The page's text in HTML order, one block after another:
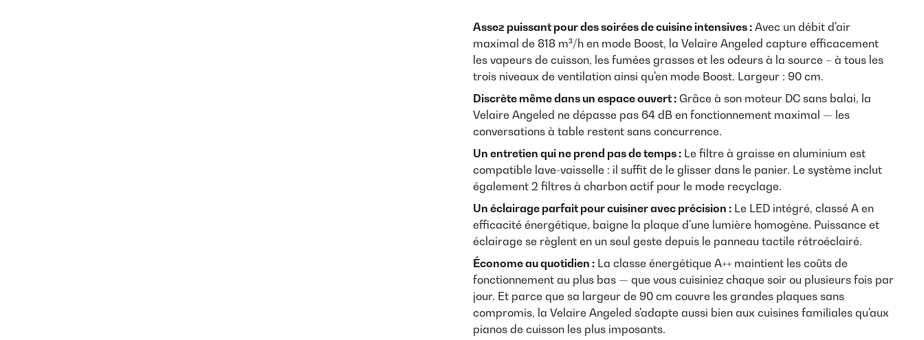
Assez puissant pour des soirées de cuisine intensives : Avec un débit d'air
maximal de 818 m³/h en mode Boost, la Velaire Angeled capture efficacement
les vapeurs de cuisson, les fumées grasses et les odeurs à la source – à tous les
trois niveaux de ventilation ainsi qu'en mode Boost. Largeur : 90 cm.
Discrète même dans un espace ouvert : Grâce à son moteur DC sans balai, la
Velaire Angeled ne dépasse pas 64 dB en fonctionnement maximal — les
conversations à table restent sans concurrence.
Un entretien qui ne prend pas de temps : Le filtre à graisse en aluminium est
compatible lave-vaisselle : il suffit de le glisser dans le panier. Le système inclut
également 2 filtres à charbon actif pour le mode recyclage.
Un éclairage parfait pour cuisiner avec précision : Le LED intégré, classé A en
efficacité énergétique, baigne la plaque d'une lumière homogène. Puissance et
éclairage se règlent en un seul geste depuis le panneau tactile rétroéclairé.
Économe au quotidien : La classe énergétique A++ maintient les coûts de
fonctionnement au plus bas — que vous cuisiniez chaque soir ou plusieurs fois par
jour. Et parce que sa largeur de 90 cm couvre les grandes plaques sans
compromis, la Velaire Angeled s'adapte aussi bien aux cuisines familiales qu'aux
pianos de cuisson les plus imposants.